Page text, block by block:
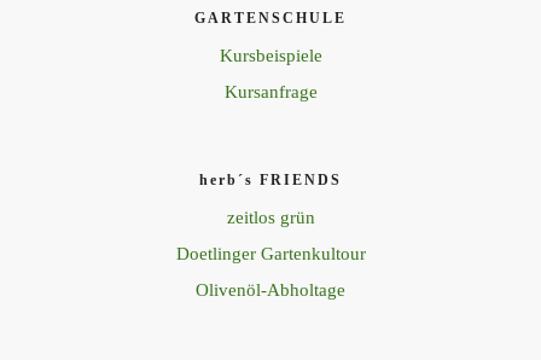
GARTENSCHULE
Kursbeispiele
Kursanfrage
herb´s FRIENDS
zeitlos grün
Doetlinger Gartenkultour
Olivenöl-Abholtage